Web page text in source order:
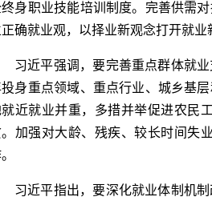
身职业技能培训制度。完善供需
确就业观，以择业新观念打开就业
习近平强调，要完善重点群体就
身重点领域、重点行业、城乡基
近就业并重，多措并举促进农民
。加强对大龄、残疾、较长时间失
习近平指出，要深化就业体制机